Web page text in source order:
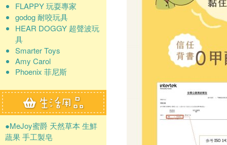
FLAPPY 玩耍專家
godog 耐咬玩具
HEAR DOGGY 超聲波玩
具
Smarter Toys
Amy Carol
Phoenix 菲尼斯
●MeJoy蜜爵 天然草本 生鮮
蔬果 手工製皂